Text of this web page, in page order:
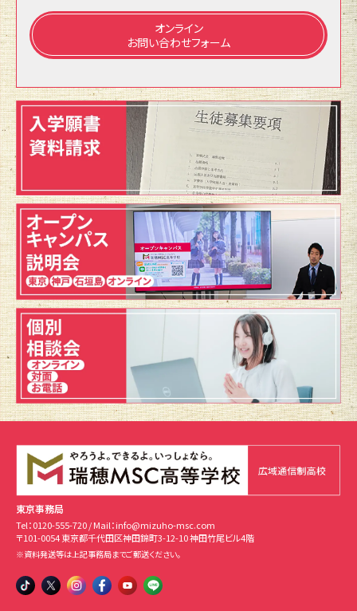
オンライン
お問い合わせフォーム
東京事務局
Tel：0120-555-720/ Mail：info@mizuho-msc.com
〒101-0054 東京都千代田区神田錦町3-12-10 神田竹尾ビル4階
※資料発送等は上記事務局までご郵送ください。